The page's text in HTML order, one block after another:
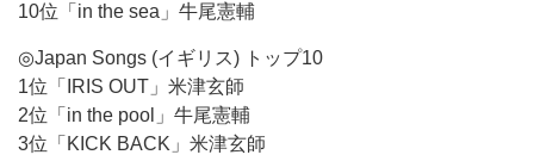
10位「in the sea」牛尾憲輔
◎Japan Songs (イギリス) トップ10
1位「IRIS OUT」米津玄師
2位「in the pool」牛尾憲輔
3位「KICK BACK」米津玄師